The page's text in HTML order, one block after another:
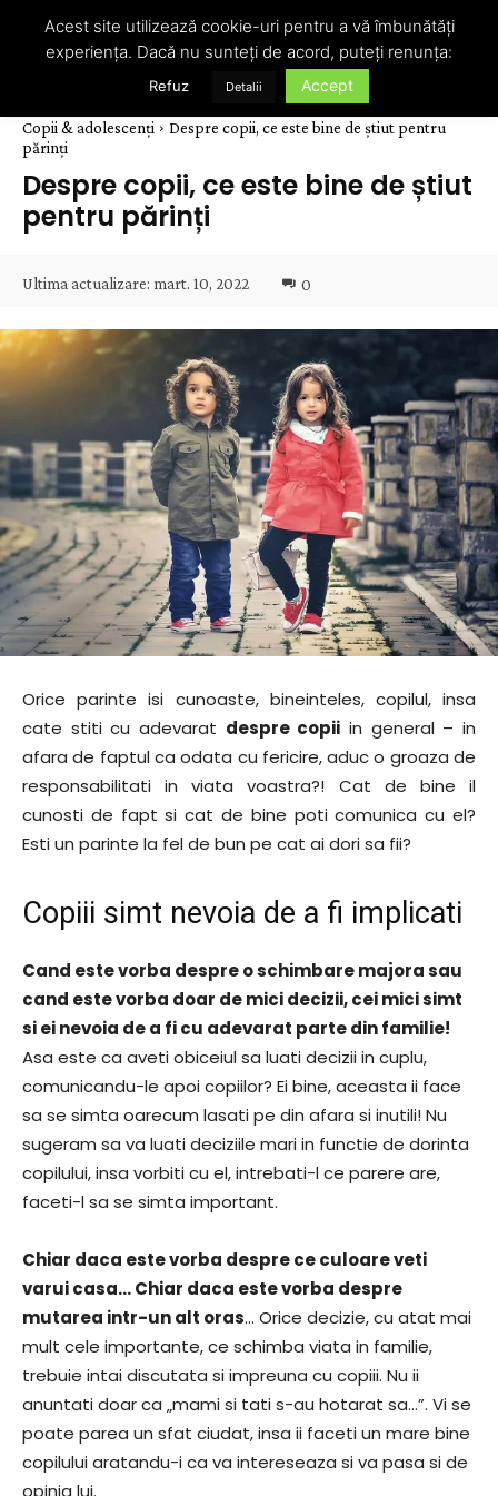
Copii & adolescenți
Despre copii, ce este bine de știut pentru
părinți
Despre copii, ce este bine de știut
pentru părinți
Ultima actualizare: mart. 10, 2022 0
Orice parinte isi cunoaste, bineinteles, copilul, insa
cate stiti cu adevarat despre copii in general – in
afara de faptul ca odata cu fericire, aduc o groaza de
responsabilitati in viata voastra?! Cat de bine il
cunosti de fapt si cat de bine poti comunica cu el?
Esti un parinte la fel de bun pe cat ai dori sa fii?
Copiii simt nevoia de a fi implicati
Cand este vorba despre o schimbare majora sau
cand este vorba doar de mici decizii, cei mici simt
si ei nevoia de a fi cu adevarat parte din familie!
Asa este ca aveti obiceiul sa luati decizii in cuplu,
comunicandu-le apoi copiilor? Ei bine, aceasta ii face
sa se simta oarecum lasati pe din afara si inutili! Nu
sugeram sa va luati deciziile mari in functie de dorinta
copilului, insa vorbiti cu el, intrebati-l ce parere are,
faceti-l sa se simta important.
Chiar daca este vorba despre ce culoare veti
varui casa… Chiar daca este vorba despre
mutarea intr-un alt oras… Orice decizie, cu atat mai
mult cele importante, ce schimba viata in familie,
trebuie intai discutata si impreuna cu copiii. Nu ii
anuntati doar ca „mami si tati s-au hotarat sa…”. Vi se
poate parea un sfat ciudat, insa ii faceti un mare bine
copilului aratandu-i ca va intereseaza si va pasa si de
opinia lui.
Acest site utilizează cookie-uri pentru a vă îmbunătăți
experiența. Dacă nu sunteți de acord, puteți renunța:
Refuz Detalii Accept